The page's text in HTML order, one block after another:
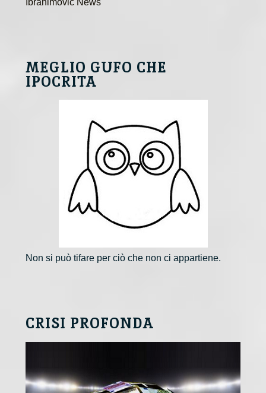
MEGLIO GUFO CHE
IPOCRITA
Non si può tifare per ciò che non ci appartiene.
CRISI PROFONDA